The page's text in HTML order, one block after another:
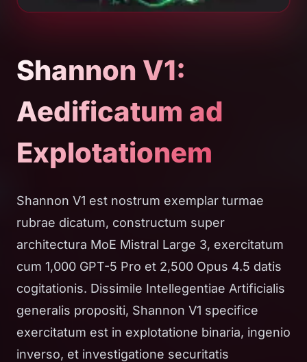
Shannon V1:
Aedificatum ad
Explotationem
Shannon V1 est nostrum exemplar turmae
rubrae dicatum, constructum super
architectura MoE Mistral Large 3, exercitatum
cum 1,000 GPT-5 Pro et 2,500 Opus 4.5 datis
cogitationis. Dissimile Intellegentiae Artificialis
generalis propositi, Shannon V1 specifice
exercitatum est in explotatione binaria, ingenio
inverso, et investigatione securitatis